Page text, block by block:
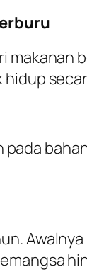
makanan